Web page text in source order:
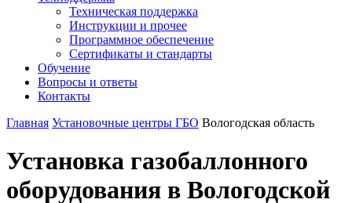
Техническая поддержка
Инструкции и прочее
Программное обеспечение
Сертификаты и стандарты
Обучение
Вопросы и ответы
Контакты
Главная Установочные центры ГБО Вологодская область
Установка газобаллонного
оборудования в Вологодской